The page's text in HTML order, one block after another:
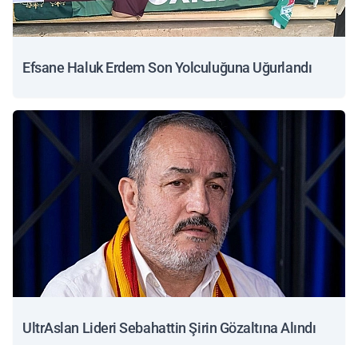
Efsane Haluk Erdem Son Yolculuğuna Uğurlandı
UltrAslan Lideri Sebahattin Şirin Gözaltına Alındı